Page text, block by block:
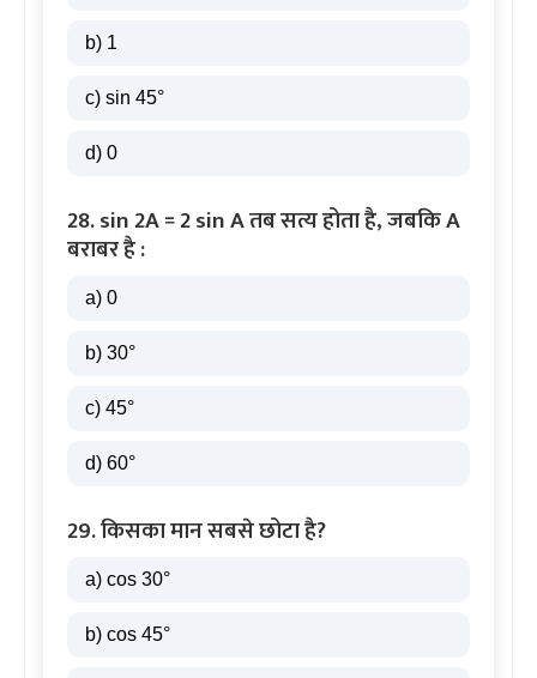
b) 1
c) sin 45°
d) 0
28. sin 2A = 2 sin A तब सत्य होता है, जबकि A
बराबर है :
a) 0
b) 30°
c) 45°
d) 60°
29. किसका मान सबसे छोटा है?
a) cos 30°
b) cos 45°